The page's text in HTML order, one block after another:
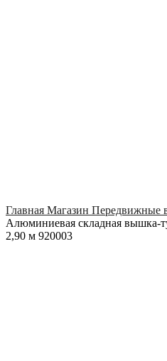
Главная Магазин Передвижные
Алюминиевая складная вышка-
2,90 м 920003